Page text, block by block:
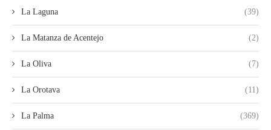
La Laguna (39)
La Matanza de Acentejo (2)
La Oliva (7)
La Orotava (11)
La Palma (369)